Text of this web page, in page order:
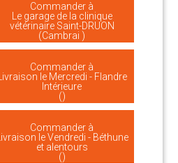
Commander à
Le garage de la clinique
vétérinaire Saint-DRUON
(Cambrai )
Commander à
Livraison le Mercredi - Flandre
Intérieure
()
Commander à
Livraison le Vendredi - Béthune
et alentours
()